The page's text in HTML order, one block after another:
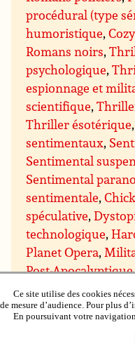
procédural (type
humoristique,
Romans noirs,
psychologique,
espionnage et
scientifique,
Thriller ésotérique
sentimentaux,
Sentimental
Sentimental
sentimentale,
spéculative,
technologique,
Planet Opera,
Post-Apocalyptique
Horreur, Terreur
surnaturelles
etc.),Fantasy,
Ce site utilise des cookies
de mesure d’audience. Pour plus
En poursuivant votre